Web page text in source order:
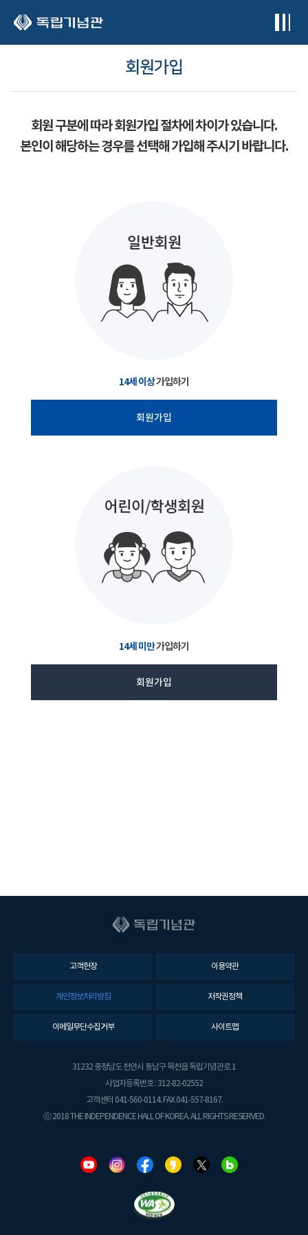
회원가입
회원 구분에 따라 회원가입 절차에 차이가 있습니다.
본인이 해당하는 경우를 선택해 가입해 주시기 바랍니다.
14세 이상가입하기
회원가입
14세 미만가입하기
회원가입
고객헌장 이용약관
개인정보처리방침 저작권정책
이메일무단수집거부 사이트맵
31232 충청남도 천안시 동남구 목천읍 독립기념관로 1
사업자등록번호 : 312-82-02552
고객센터 041-560-0114. FAX 041-557-8167.
ⓒ 2018 THE INDEPENDENCE HALL OF KOREA. ALL RIGHTS RESERVED.